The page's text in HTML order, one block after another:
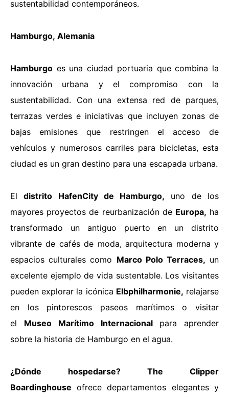
sustentabilidad contemporáneos.
Hamburgo, Alemania
Hamburgo es una ciudad portuaria que combina la
innovación urbana y el compromiso con la
sustentabilidad. Con una extensa red de parques,
terrazas verdes e iniciativas que incluyen zonas de
bajas emisiones que restringen el acceso de
vehículos y numerosos carriles para bicicletas, esta
ciudad es un gran destino para una escapada urbana.
Eldistrito HafenCity de Hamburgo, uno de los
mayores proyectos de reurbanización de Europa, ha
transformado un antiguo puerto en un distrito
vibrante de cafés de moda, arquitectura moderna y
espacios culturales como Marco Polo Terraces, un
excelente ejemplo de vida sustentable. Los visitantes
pueden explorar la icónica Elbphilharmonie, relajarse
en los pintorescos paseos marítimos o visitar
el Museo Marítimo Internacional
para aprender
sobre la historia de Hamburgo en el agua.
¿Dónde hospedarse?
The Clipper
Boardinghouse ofrece departamentos elegantes y